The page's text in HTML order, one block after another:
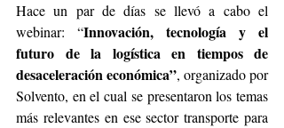
Hace un par de días se llevó a cabo el
webinar: “Innovación, tecnología y el
futuro de la logística en tiempos de
desaceleración económica”, organizado por
Solvento, en el cual se presentaron los temas
más relevantes en ese sector transporte para